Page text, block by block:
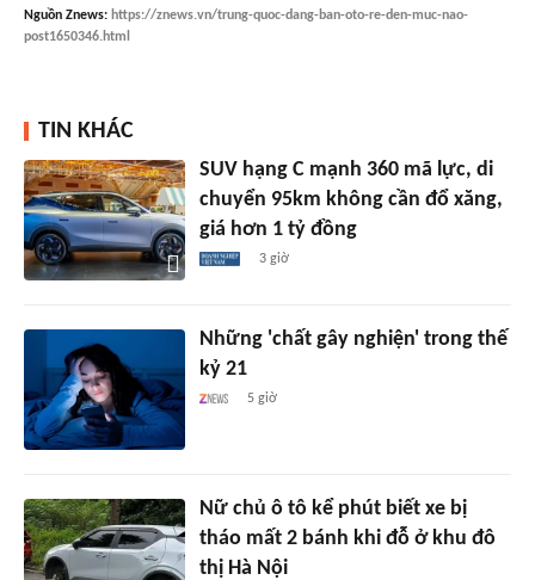
Nguồn Znews: https://znews.vn/trung-quoc-dang-ban-oto-re-den-muc-nao-
post1650346.html
TIN KHÁC
SUV hạng C mạnh 360 mã lực, di
chuyển 95km không cần đổ xăng,
giá hơn 1 tỷ đồng
3 giờ
Những 'chất gây nghiện' trong thế
kỷ 21
5 giờ
Nữ chủ ô tô kể phút biết xe bị
tháo mất 2 bánh khi đỗ ở khu đô
thị Hà Nội